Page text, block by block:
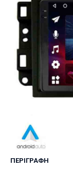
ΠΕΡΙΓΡΑΦΗ